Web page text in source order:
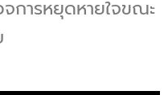
การหยุดหายใจขณะ